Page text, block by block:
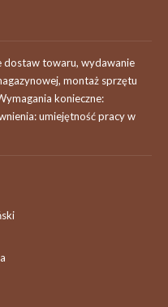
dostaw towaru, wydawanie
montaż sprzętu
konieczne:
umiejętność pracy w